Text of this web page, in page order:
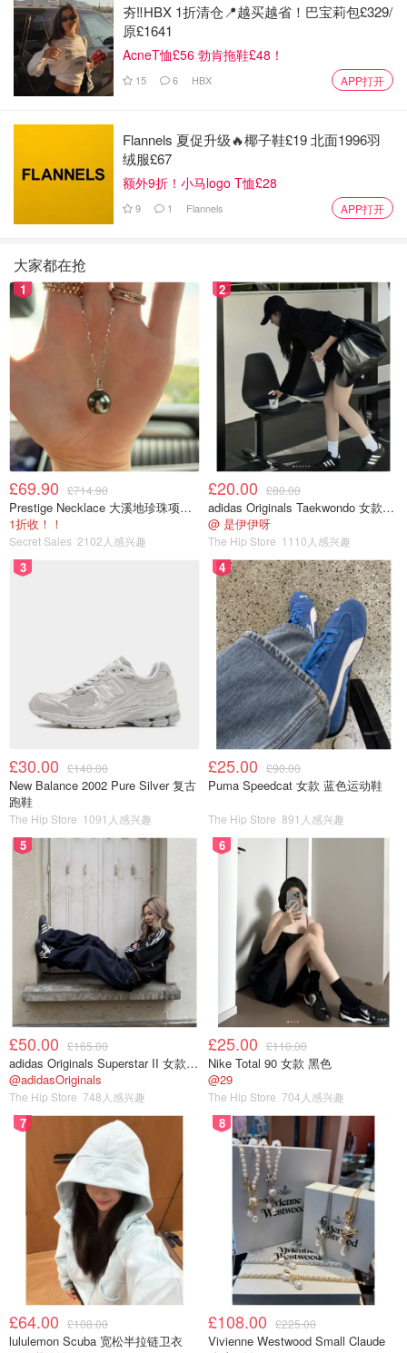
夯‼️HBX 1折清仓📍越买越省！巴宝莉包£329/
原£1641
AcneT恤£56 勃肯拖鞋£48！
15 6 HBX APP打开
Flannels 夏促升级🔥椰子鞋£19 北面1996羽
绒服£67
额外9折！小马logo T恤£28
9 1 Flannels APP打开
大家都在抢
1
£69.90 £714.90
Prestige Necklace 大溪地珍珠项链 10-11mm
1折收！！
Secret Sales 2102人感兴趣
2
£20.00 £80.00
adidas Originals Taekwondo 女款黑色运动鞋
@ 是伊伊呀
The Hip Store 1110人感兴趣
3
£30.00 £140.00
New Balance 2002 Pure Silver 复古
跑鞋
The Hip Store 1091人感兴趣
4
£25.00 £90.00
Puma Speedcat 女款 蓝色运动鞋
The Hip Store 891人感兴趣
5
£50.00 £165.00
adidas Originals Superstar II 女款串珠休闲鞋 黑色
@adidasOriginals
The Hip Store 748人感兴趣
6
£25.00 £110.00
Nike Total 90 女款 黑色
@29
The Hip Store 704人感兴趣
7
£64.00 £108.00
lululemon Scuba 宽松半拉链卫衣
8
£108.00 £225.00
Vivienne Westwood Small Claude